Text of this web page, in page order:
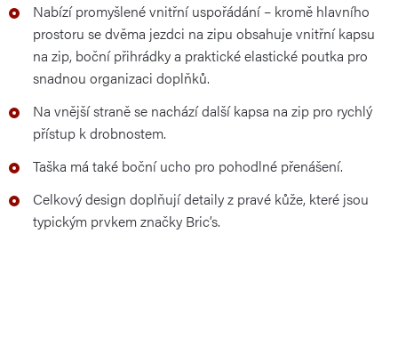
Nabízí promyšlené vnitřní uspořádání – kromě hlavního
prostoru se dvěma jezdci na zipu obsahuje vnitřní kapsu
na zip, boční přihrádky a praktické elastické poutka pro
snadnou organizaci doplňků.
Na vnější straně se nachází další kapsa na zip pro rychlý
přístup k drobnostem.
Taška má také boční ucho pro pohodlné přenášení.
Celkový design doplňují detaily z pravé kůže, které jsou
typickým prvkem značky Bric’s.